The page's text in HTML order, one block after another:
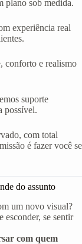
plano sob medida.
experiência real
conforto e realismo
suporte
possível.
com total
é fazer você se
do assunto
um novo visual?
esconder, se sentir
com quem